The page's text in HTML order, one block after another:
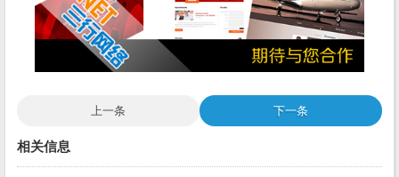
上一条 下一条
相关信息